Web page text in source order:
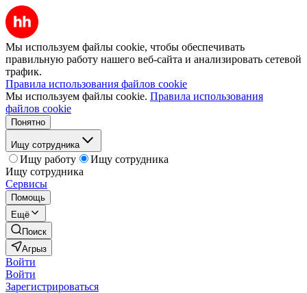
Мы используем файлы cookie, чтобы обеспечивать
правильную работу нашего веб-сайта и анализировать сетевой
трафик.
Правила использования файлов cookie
Мы используем файлы cookie. Правила использования
файлов cookie
Понятно
Ищу сотрудника
Ищу работу
Ищу сотрудника
Ищу сотрудника
Сервисы
Помощь
Ещё
Поиск
Агрыз
Войти
Войти
Зарегистрироваться